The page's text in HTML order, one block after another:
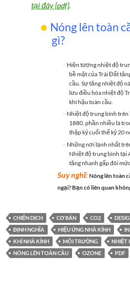
tại đây [pdf].
● Nóng lên toàn
gì?
· Hiện tượng nhiệt độ
bề mặt của Trái Đất
cầu. Sự tăng nhiệt độ
lưu điều hòa nhiệt độ
khí hậu toàn cầu.
· Nhiệt độ trung bình trên
1880, phần nhiều là
thập kỷ cuối thế kỷ 20
· Những nơi lạnh nhất
Nhiệt độ trung bình tại
tăng nhanh gấp đôi
Suy nghĩ: Nóng lên toàn
ngại? Bạn có liên quan
CHIẾN DỊCH CƠ BẢN CO2
ĐỊNH NGHĨA
HIỆU ỨNG NHÀ KÍNH IN
KHÍ NHÀ KÍNH
MÔI TRƯỜNG
NHIỆT
NÓNG LÊN TOÀN CẦU
OZONE PDF